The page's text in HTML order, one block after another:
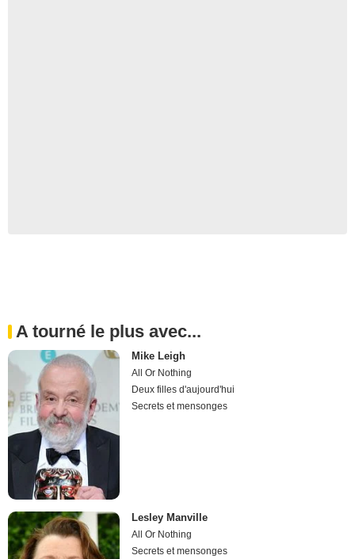
A tourné le plus avec...
Mike Leigh
All Or Nothing
Deux filles d'aujourd'hui
Secrets et mensonges
Lesley Manville
All Or Nothing
Secrets et mensonges